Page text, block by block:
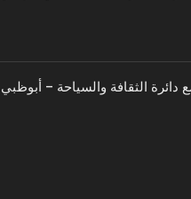
دائرة الثقافة والسياحة – أبوظبي